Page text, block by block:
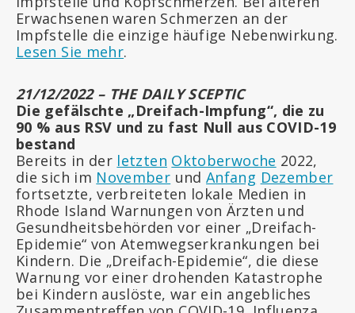
Erwachsenen waren Schmerzen an der
Impfstelle die einzige häufige Nebenwirkung.
Lesen Sie mehr.
21/12/2022 – THE DAILY SCEPTIC
Die gefälschte „Dreifach-Impfung“, die zu
90 % aus RSV und zu fast Null aus COVID-19
bestand
Bereits in der letzten Oktoberwoche 2022,
die sich im November undAnfang Dezember
fortsetzte, verbreiteten lokale Medien in
Rhode Island Warnungen von Ärzten und
Gesundheitsbehörden vor einer „Dreifach-
Epidemie“ von Atemwegserkrankungen bei
Kindern. Die „Dreifach-Epidemie“, die diese
Warnung vor einer drohenden Katastrophe
bei Kindern auslöste, war ein angebliches